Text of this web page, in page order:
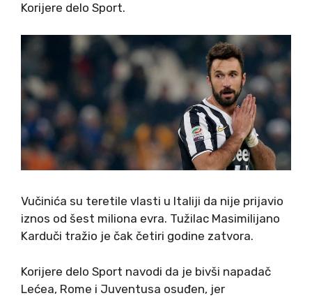
Korijere delo Sport.
Vučinića su teretile vlasti u Italiji da nije prijavio
iznos od šest miliona evra. Tužilac Masimilijano
Karduči tražio je čak četiri godine zatvora.
Korijere delo Sport navodi da je bivši napadač
Lećea, Rome i Juventusa osuđen, jer